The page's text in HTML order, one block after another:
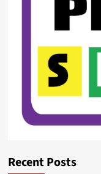
Recent Posts